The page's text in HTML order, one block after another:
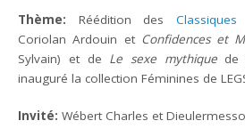
Thème: Réédition desClassiques
Coriolan Ardouin et Confidences et
Sylvain) et de Le sexe mythique de
inauguré la collection Féminines de
Invité:Wébert Charles et